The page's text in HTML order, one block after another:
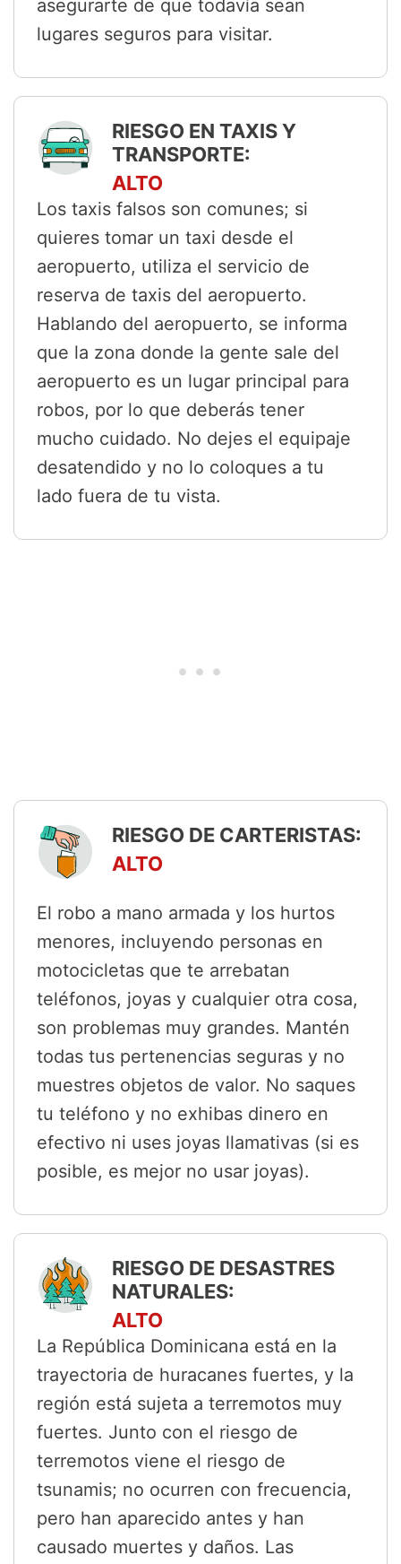
asegurarte de que todavía sean
lugares seguros para visitar.
RIESGO EN TAXIS Y
TRANSPORTE:
ALTO
Los taxis falsos son comunes; si
quieres tomar un taxi desde el
aeropuerto, utiliza el servicio de
reserva de taxis del aeropuerto.
Hablando del aeropuerto, se informa
que la zona donde la gente sale del
aeropuerto es un lugar principal para
robos, por lo que deberás tener
mucho cuidado. No dejes el equipaje
desatendido y no lo coloques a tu
lado fuera de tu vista.
RIESGO DE CARTERISTAS:
ALTO
El robo a mano armada y los hurtos
menores, incluyendo personas en
motocicletas que te arrebatan
teléfonos, joyas y cualquier otra cosa,
son problemas muy grandes. Mantén
todas tus pertenencias seguras y no
muestres objetos de valor. No saques
tu teléfono y no exhibas dinero en
efectivo ni uses joyas llamativas (si es
posible, es mejor no usar joyas).
RIESGO DE DESASTRES
NATURALES:
ALTO
La República Dominicana está en la
trayectoria de huracanes fuertes, y la
región está sujeta a terremotos muy
fuertes. Junto con el riesgo de
terremotos viene el riesgo de
tsunamis; no ocurren con frecuencia,
pero han aparecido antes y han
causado muertes y daños. Las